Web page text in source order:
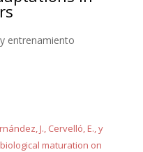
entrenamiento
J., Cervelló, E., y
maturation on